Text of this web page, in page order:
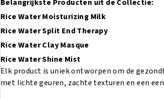
Belangrijkste Producten uit de Collectie:
Rice Water Moisturizing Milk
Rice Water Split End Therapy
Rice Water Clay Masque
Rice Water Shine Mist
Elk product is uniek ontworpen om de
met lichte geuren, zachte texturen en een